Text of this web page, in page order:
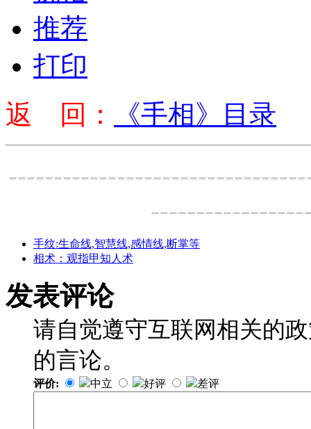
推荐
打印
返 回：
《手相》目录
手纹:生命线,智慧线,感情线,断掌等
相术：观指甲知人术
发表评论
请自觉遵守互联网相关的
的言论。
评价: 中立 好评 差评